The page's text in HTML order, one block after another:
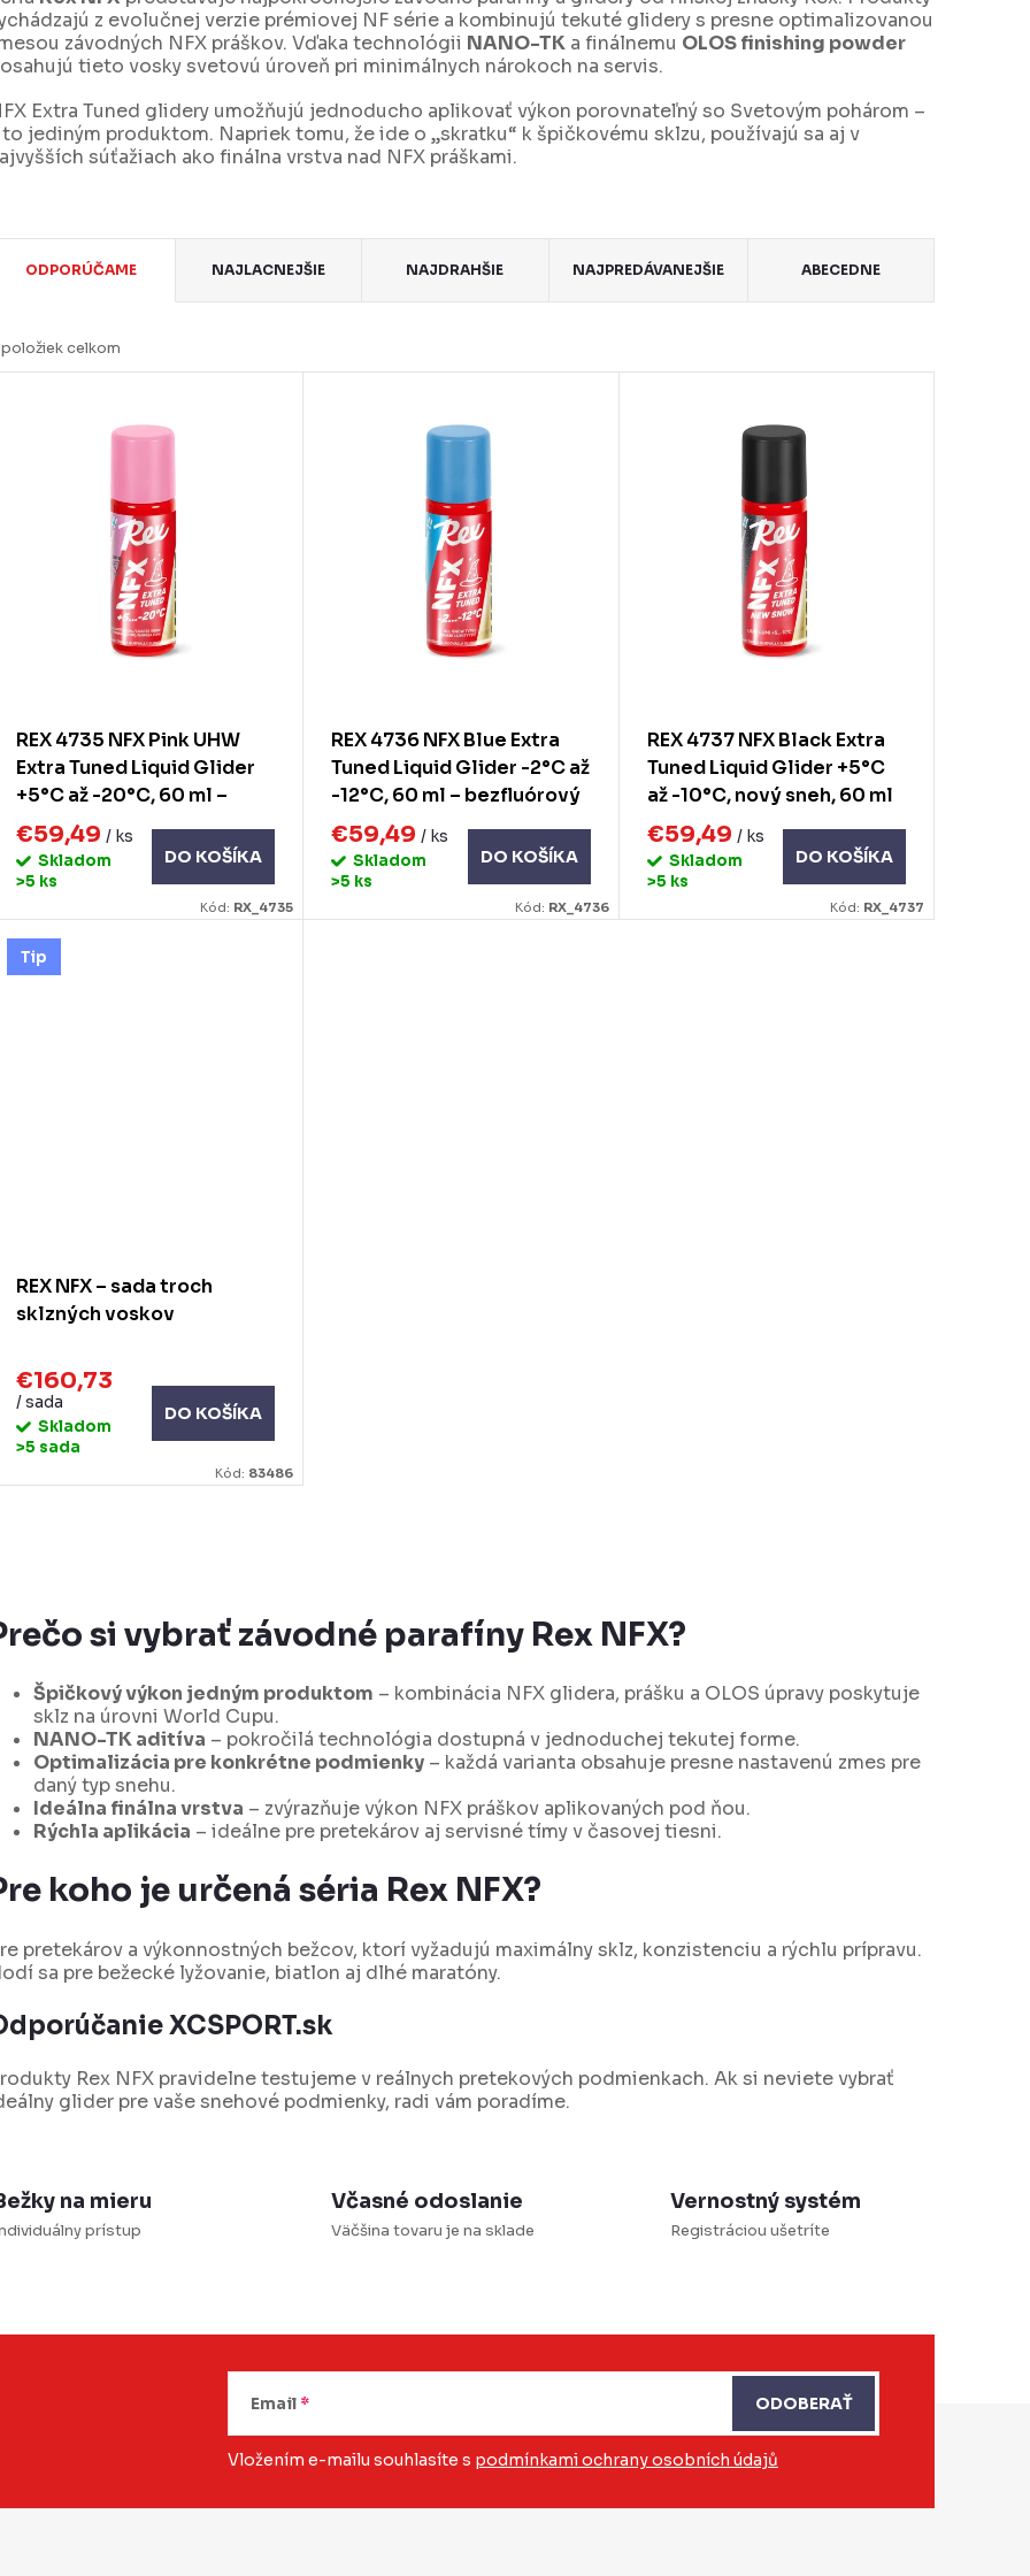
z evolučnej verzie prémiovej NF série a kombinujú tekuté glidery s presne optimalizovanou
závodných NFX práškov. Vďaka technológii NANO-TK a finálnemu OLOS finishing powder
tieto vosky svetovú úroveň pri minimálnych nárokoch na servis.
Extra Tuned glidery umožňujú jednoducho aplikovať výkon porovnateľný so Svetovým pohárom –
to jediným produktom. Napriek tomu, že ide o „skratku“ k špičkovému sklzu, používajú sa aj v
súťažiach ako finálna vrstva nad NFX práškami.
ODPORÚČAME NAJLACNEJŠIE NAJDRAHŠIE NAJPREDÁVANEJŠIE ABECEDNE
položiek celkom
REX 4735 NFX Pink UHW
Extra Tuned Liquid Glider
+5°C až -20°C, 60 ml –
bezfluórový sklzný vosk
€59,49 / ks
Skladom
>5 ks
DO KOŠÍKA
Kód: RX_4735
REX 4736 NFX Blue Extra
Tuned Liquid Glider -2°C až
-12°C, 60 ml – bezfluórový
sklzný vosk
€59,49/ ks
Skladom
>5 ks
DO KOŠÍKA
Kód: RX_4736
REX 4737 NFX Black Extra
Tuned Liquid Glider +5°C
až -10°C, nový sneh, 60 ml
€59,49 / ks
Skladom
>5 ks
DO KOŠÍKA
Kód: RX_4737
Tip
REX NFX – sada troch
sklzných voskov
€160,73
/ sada
Skladom
>5 sada
DO KOŠÍKA
Kód: 83486
si vybrať závodné parafíny Rex NFX?
Špičkový výkon jedným produktom – kombinácia NFX glidera, prášku a OLOS úpravy poskytuje
sklz na úrovni World Cupu.
NANO-TK aditíva – pokročilá technológia dostupná v jednoduchej tekutej forme.
Optimalizácia pre konkrétne podmienky – každá varianta obsahuje presne nastavenú zmes pre
daný typ snehu.
Ideálna finálna vrstva – zvýrazňuje výkon NFX práškov aplikovaných pod ňou.
Rýchla aplikácia – ideálne pre pretekárov aj servisné tímy v časovej tiesni.
koho je určená séria Rex NFX?
pretekárov a výkonnostných bežcov, ktorí vyžadujú maximálny sklz, konzistenciu a rýchlu prípravu.
sa pre bežecké lyžovanie, biatlon aj dlhé maratóny.
XCSPORT.sk
Rex NFX pravidelne testujeme v reálnych pretekových podmienkach. Ak si neviete vybrať
glider pre vaše snehové podmienky, radi vám poradíme.
na mieru
prístup
Včasné odoslanie
Väčšina tovaru je na sklade
Vernostný systém
Registráciou ušetríte
Email
Vložením e-mailu souhlasíte s podmínkami ochrany osobních údajů
ODOBERAŤ